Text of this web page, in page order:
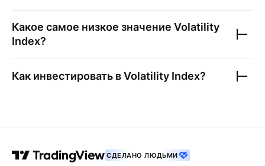
Какое самое низкое значение Volatility
Index?
Как инвестировать вVolatility Index?
СДЕЛАНО ЛЮДЬМИ